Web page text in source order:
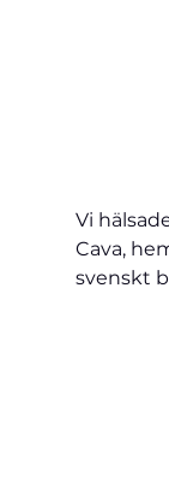
Vi
Cava,
svenskt